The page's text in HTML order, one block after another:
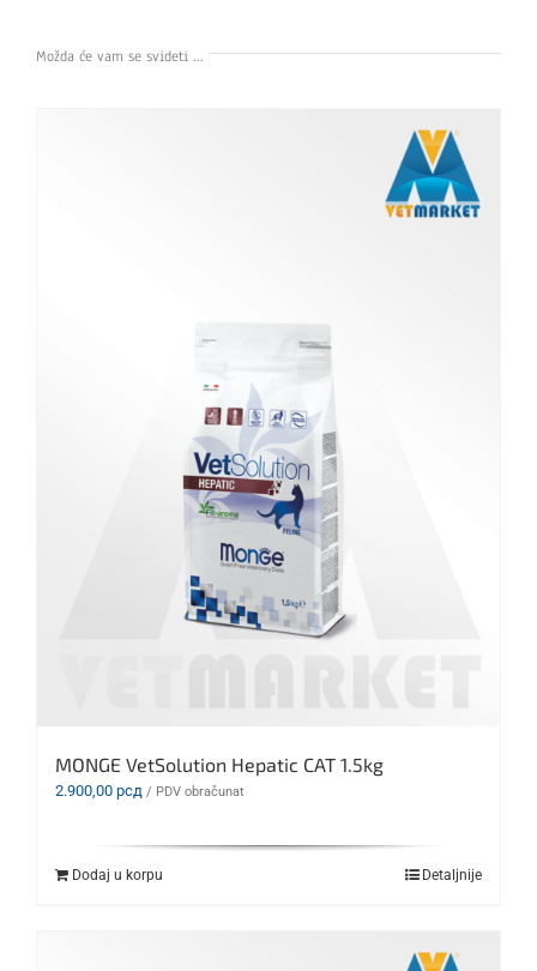
Možda će vam se svideti …
MONGE VetSolution Hepatic CAT 1.5kg
2.900,00 рсд / PDV obračunat
Dodaj u korpu Detaljnije